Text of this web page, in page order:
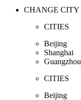
CHANGE CITY
CITIES
Beijing
Shanghai
Guangzhou
CITIES
Beijing